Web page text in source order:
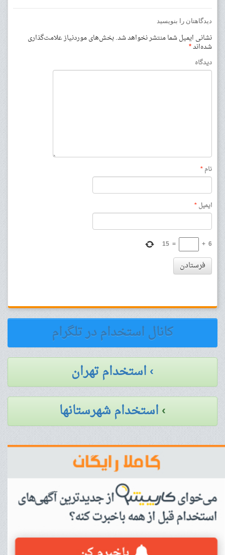
دیدگاهتان را بنویسید
نشانی ایمیل شما منتشر نخواهد شد.بخش‌های موردنیاز علامت‌گذاری
شده‌اند*
دیدگاه
نام*
ایمیل*
6
+
=
15
فرستادن
کانال استخدام در تلگرام
› استخدام تهران
›استخدام شهرستانها